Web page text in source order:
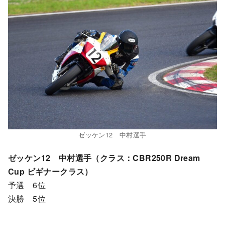
ゼッケン12 中村選手
ゼッケン12 中村選手（クラス：CBR250R Dream
Cup ビギナークラス）
予選 6位
決勝 5位